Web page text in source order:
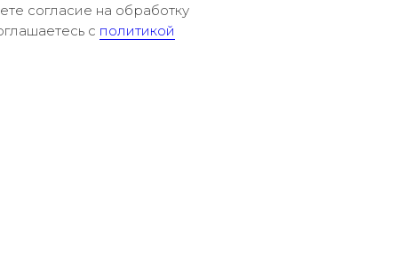
согласие на обработку
c политикой